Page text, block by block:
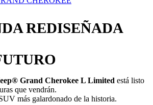
REDISEÑADA
Grand Cherokee L Limited está listo
que vendrán.
más galardonado de la historia.